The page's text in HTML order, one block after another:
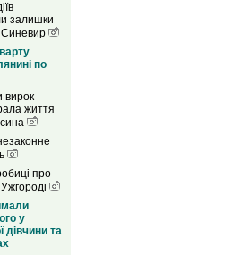
залишки
Синевир
по
вирок
життя
сина
про
у
дівчини та